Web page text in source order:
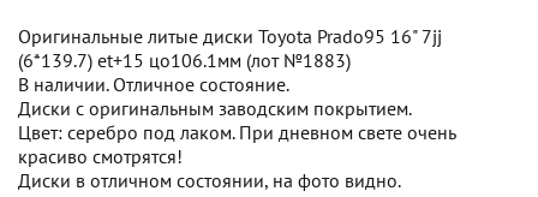
Оригинальные литые диски Toyota Prado95 16" 7jj
(6*139.7) et+15 цо106.1мм (лот №1883)
В наличии. Отличное состояние.
Диски с оригинальным заводским покрытием.
Цвет: серебро под лаком. При дневном свете очень
красиво смотрятся!
Диски в отличном состоянии, на фото видно.